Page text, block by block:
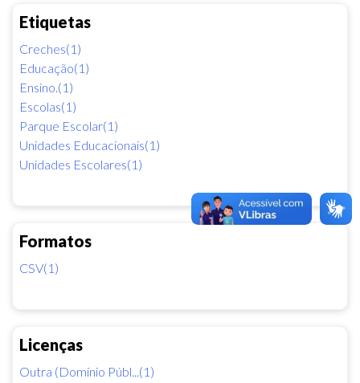
Etiquetas
Creches(1)
Educação(1)
Ensino.(1)
Escolas(1)
Parque Escolar(1)
Unidades Educacionais(1)
Unidades Escolares(1)
Formatos
CSV(1)
Licenças
Outra (Domínio Públ...(1)